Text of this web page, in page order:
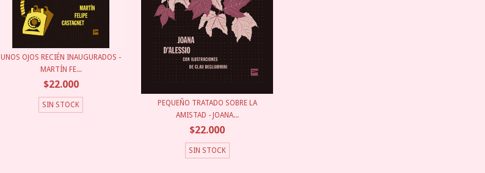
UNOS OJOS RECIÉN INAUGURADOS -
MARTÍN FE...
$22.000
SIN STOCK
PEQUEÑO TRATADO SOBRE LA
AMISTAD - JOANA...
$22.000
SIN STOCK